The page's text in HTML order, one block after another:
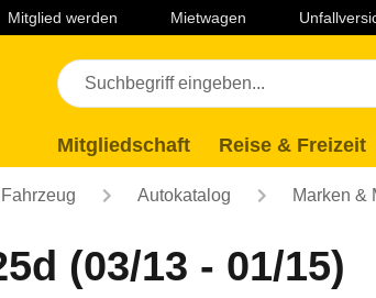
Fußzeile
Mitglied werden Mietwagen
Mitgliedschaft Reise & Freizeit
Autokatalog Marken &
(03/13 - 01/15)